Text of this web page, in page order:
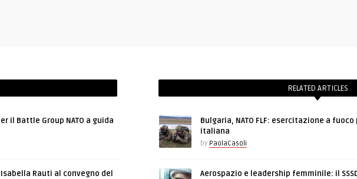
il Battle Group NATO a guida
Rauti al convegno del
RELATED ARTICLES
Bulgaria, NATO FLF: esercitazione a
italiana
by PaolaCasoli
Aerospazio e leadership femminile: il